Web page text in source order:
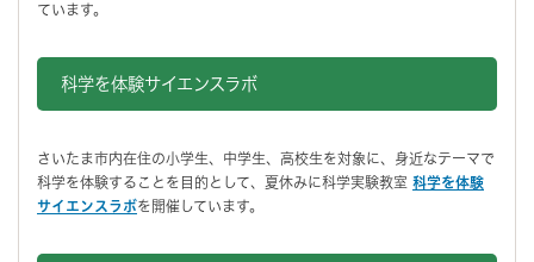
ています。
科学を体験サイエンスラボ
さいたま市内在住の小学生、中学生、高校生を対象に、身近なテーマで
科学を体験することを目的として、夏休みに科学実験教室 科学を体験
サイエンスラボを開催しています。